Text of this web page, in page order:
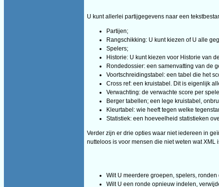
U kunt allerlei partijgegevens naar een
Partijen;
Rangschikking: U kunt kiezen of U alle
Spelers;
Historie: U kunt kiezen voor Historie van
Rondedossier: een samenvatting van de
Voortschreidingstabel: een tabel die het
Cross ref: een kruistabel. Dit is eigenlijk
Verwachting: de verwachte score per
Berger tabellen; een lege kruistabel,
Kleurtabel: wie heeft tegen welke
Statistiek: een hoeveelheid statistieken
Verder zijn er drie opties waar niet iedereen in
nutteloos is voor mensen die niet weten wat XML
Wilt U meerdere groepen, spelers,
Wilt U een ronde opnieuw indelen,